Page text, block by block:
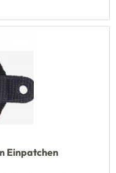
Einpatchen